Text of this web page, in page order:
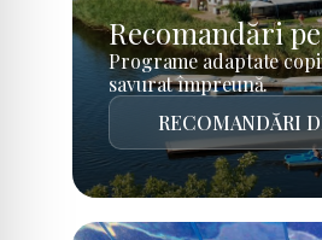
Recomandări
Programe adaptate
savurat împreună.
RECOMANDĂRI